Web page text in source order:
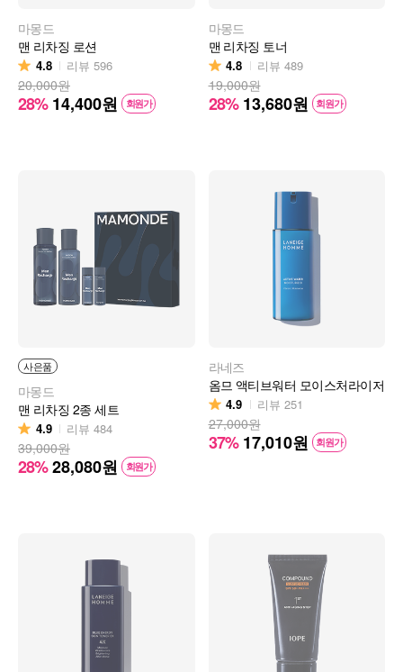
마몽드
맨 리차징 로션
4.8 리뷰 596
20,000원
28% 14,400원 회원가
마몽드
맨 리차징 토너
4.8 리뷰 489
19,000원
28% 13,680원 회원가
사은품
마몽드
맨 리차징 2종 세트
4.9 리뷰 484
39,000원
28%28,080원 회원가
라네즈
옴므 액티브워터 모이스처라이저
4.9 리뷰 251
27,000원
37% 17,010원 회원가